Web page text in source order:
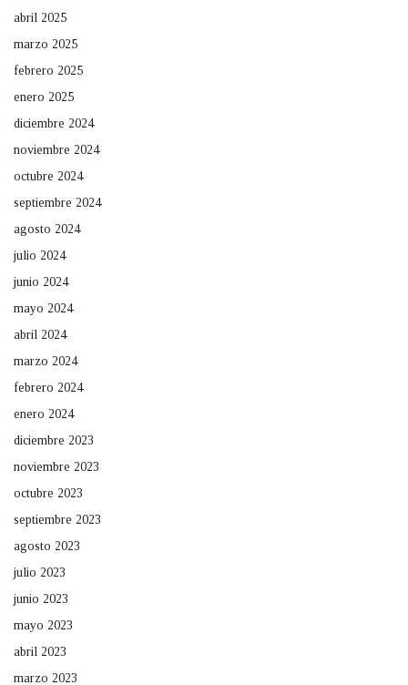
abril 2025
marzo 2025
febrero 2025
enero 2025
diciembre 2024
noviembre 2024
octubre 2024
septiembre 2024
agosto 2024
julio 2024
junio 2024
mayo 2024
abril 2024
marzo 2024
febrero 2024
enero 2024
diciembre 2023
noviembre 2023
octubre 2023
septiembre 2023
agosto 2023
julio 2023
junio 2023
mayo 2023
abril 2023
marzo 2023